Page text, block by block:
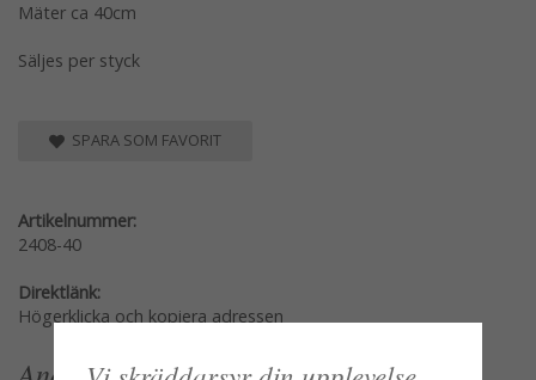
Mäter ca 40cm
Säljes per styck
SPARA SOM FAVORIT
Artikelnummer:
2408-40
Direktlänk:
Högerklicka och kopiera adressen